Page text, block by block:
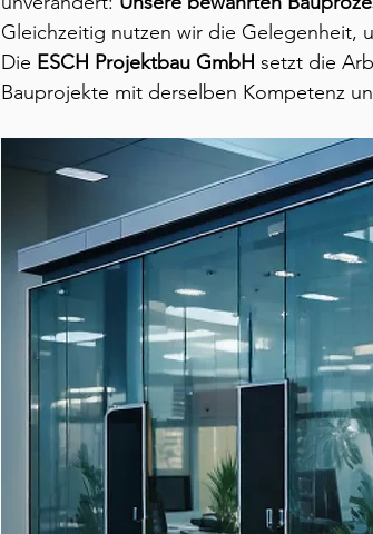
Gleichzeitig nutzen wir die Gelegenheit,
Die ESCH Projektbau GmbH setzt die
Bauprojekte mit derselben Kompetenz